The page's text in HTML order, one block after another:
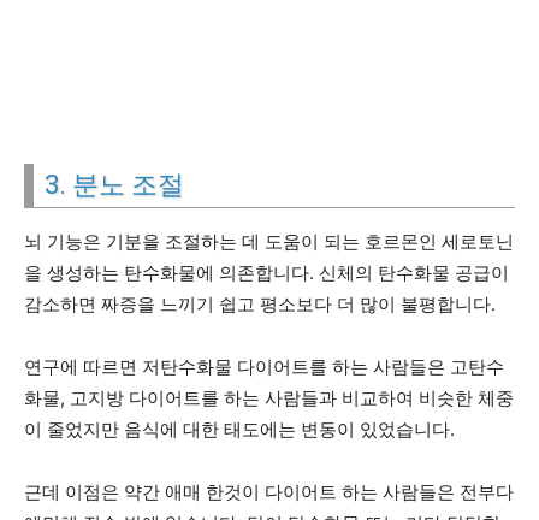
3. 분노 조절
뇌 기능은 기분을 조절하는 데 도움이 되는 호르몬인 세로토닌
을 생성하는 탄수화물에 의존합니다. 신체의 탄수화물 공급이
감소하면 짜증을 느끼기 쉽고 평소보다 더 많이 불평합니다.
연구에 따르면 저탄수화물 다이어트를 하는 사람들은 고탄수
화물, 고지방 다이어트를 하는 사람들과 비교하여 비슷한 체중
이 줄었지만 음식에 대한 태도에는 변동이 있었습니다.
근데 이점은 약간 애매 한것이 다이어트 하는 사람들은 전부다